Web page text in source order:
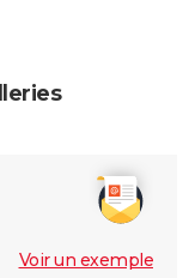
Voir un exemple